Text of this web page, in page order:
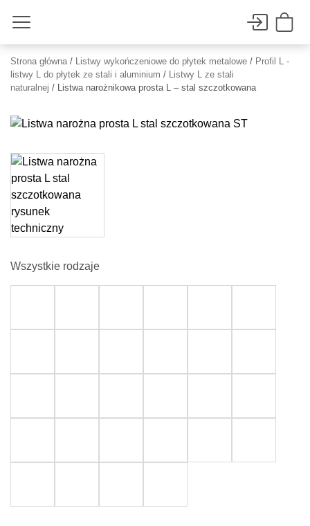
Strona główna/ Listwy wykończeniowe do płytek metalowe / Profil L -
listwy L do płytek ze stali i aluminium / Listwy L ze stali
naturalnej / Listwa narożnikowa prosta L – stal szczotkowana
Wszystkie rodzaje